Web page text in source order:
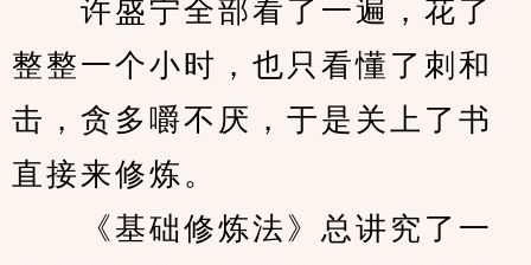
许盛宁全部看了一遍，花了
整整一个小时，也只看懂了刺和
击，贪多嚼不厌，于是关上了书
直接来修炼。
《基础修炼法》总讲究了一